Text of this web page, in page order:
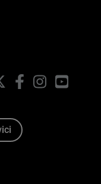
FacebookInstagram